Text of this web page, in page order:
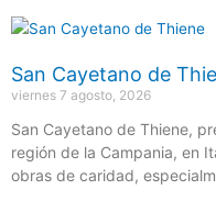
San Cayetano de
viernes 7 agosto, 2026
San Cayetano de Thiene,
región de la Campania, en
obras de caridad,
Página
Página
Página
Página
Página